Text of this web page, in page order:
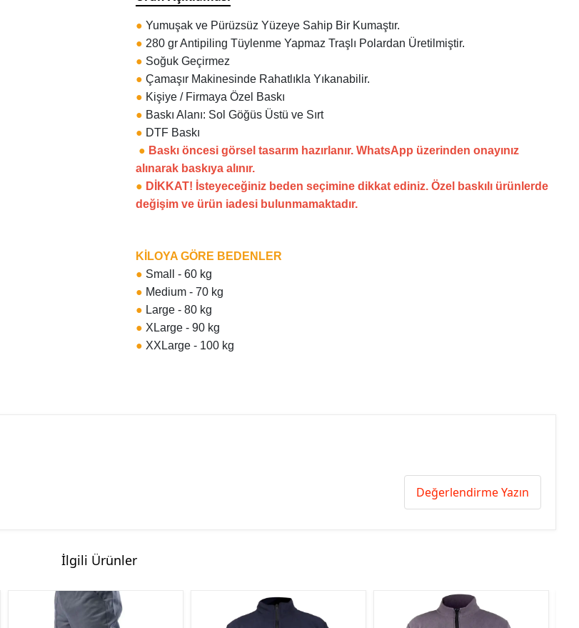
●Yumuşak ve Pürüzsüz Yüzeye Sahip Bir Kumaştır.
● 280 gr Antipiling Tüylenme Yapmaz Traşlı Polardan Üretilmiştir.
● Soğuk Geçirmez
●Çamaşır Makinesinde Rahatlıkla Yıkanabilir.
● Kişiye / Firmaya Özel Baskı
● Baskı Alanı: Sol Göğüs Üstü ve Sırt
● DTF Baskı
● Baskı öncesi görsel tasarım hazırlanır. WhatsApp üzerinden onayınız
alınarak baskıya alınır.
● DİKKAT! İsteyeceğiniz beden seçimine dikkat ediniz. Özel baskılı ürünlerde
değişim ve ürün iadesi bulunmamaktadır.
KİLOYA GÖRE BEDENLER
● Small - 60 kg
● Medium - 70 kg
● Large - 80 kg
● XLarge - 90 kg
● XXLarge - 100 kg
Değerlendirme Yazın
İlgili Ürünler